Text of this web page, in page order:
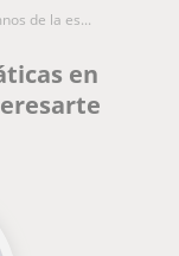
de la es...
en